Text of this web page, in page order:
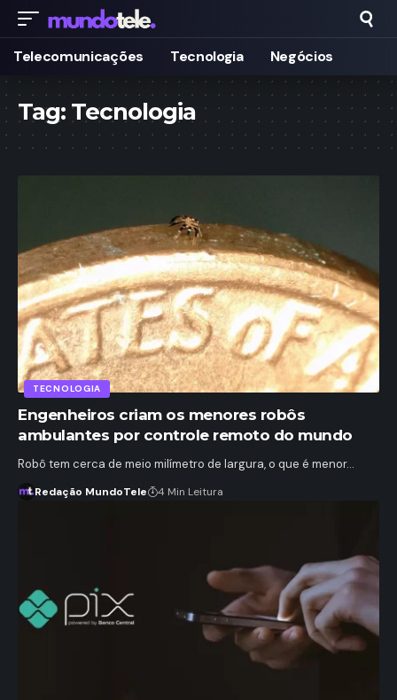
Telecomunicações Tecnologia Negócios
Tag: Tecnologia
TECNOLOGIA
Engenheiros criam os menores robôs
ambulantes por controle remoto do mundo
Robô tem cerca de meio milímetro de largura, o que é menor…
Redação MundoTele 4 Min Leitura